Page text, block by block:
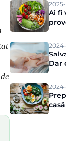
2025-
Ai fi
2024-
Dar
casă